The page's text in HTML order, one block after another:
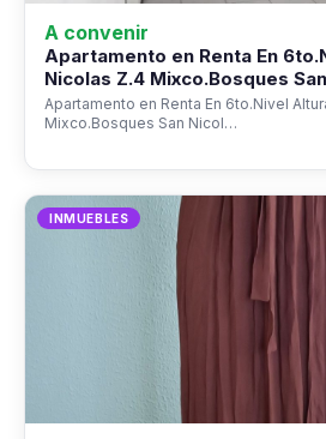
A convenir
Apartamento en Renta En
Nicolas Z.4 Mixco.Bosques
Apartamento en Renta En 6to.Nivel
Mixco.Bosques San Nicol…
INMUEBLES